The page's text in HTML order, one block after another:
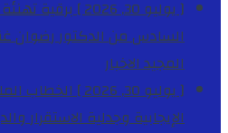
[ يوليو 30, 2026 ]
برقية
السادس من الدكتور رضوان
المجيدالاخبار
[ يوليو 30, 2026 ]
الخطاب
الإيجابية وجدلية الاستقرار